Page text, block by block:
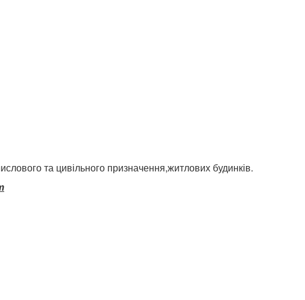
та цивільного призначення,житлових будинків.